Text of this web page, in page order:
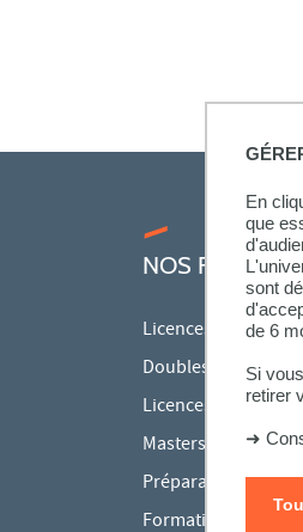
En
que
sont
de 6
Si
retirer
➜
NOS
Licences
Doubles licences
Licences pro
Masters
Préparations aux
Formation continue